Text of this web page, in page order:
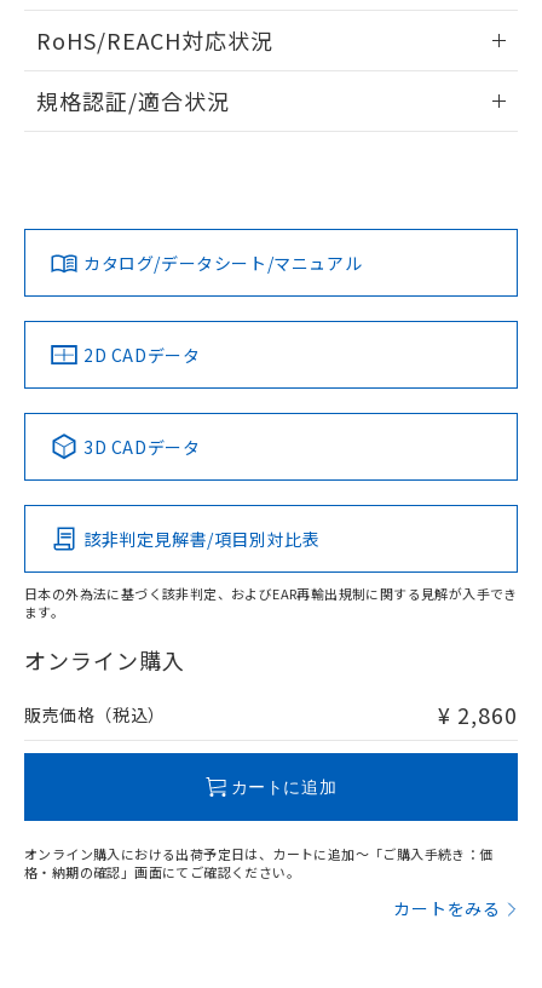
ドすることができます。
ログイン/会員登録
ダウンロードデータをご利用いただく前に、以下を必ずお読
みください。
ソフトウェアの使用条件
RoHS/REACH対応状況
EU RoHS 注意事項・凡例
対応済み
中国 RoHS 注意事項・凡例
Pb Hg Cd Cr(VI)
O
在庫等で未対応品が混在する可能性があります。
問い合わせください。
規格認証/適合状況
カタログ/データシート/マニュアル
2D CADデータ
3D CADデータ
該非判定見解書/項目別対比表
日本の外為法に基づく該非判定、およびEAR再輸出規制に関する見解が入手でき
ます。
オンライン購入
販売価格（税込） ¥ 2,860
カートに追加
オンライン購入における出荷予定日は、カートに追加～「ご購入手続き：価
格・納期の確認」画面にてご確認ください。
カートをみる
欄に対応日を記載しておりました。
既に当社にて対応品への在庫切替を完了
していることから、特段のことがない限
り、2022年1月12日より割愛しておりま
す。